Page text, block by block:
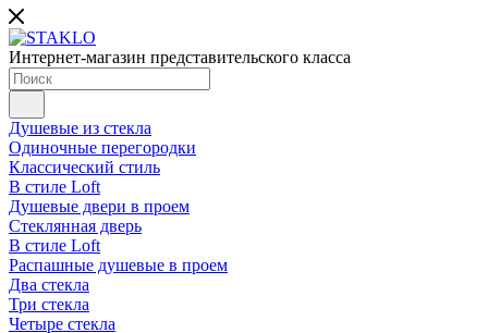
Интернет-магазин представительского класса
Душевые из стекла
Одиночные перегородки
Классический стиль
В стиле Loft
Душевые двери в проем
Стеклянная дверь
В стиле Loft
Распашные душевые в проем
Два стекла
Три стекла
Четыре стекла